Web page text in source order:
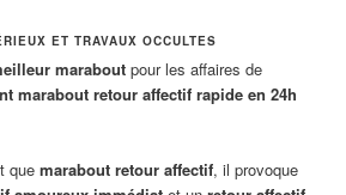
ET TRAVAUX OCCULTES
marabout pour les affaires de
marabout retour affectif rapide en 24h
que marabout retour affectif, il provoque